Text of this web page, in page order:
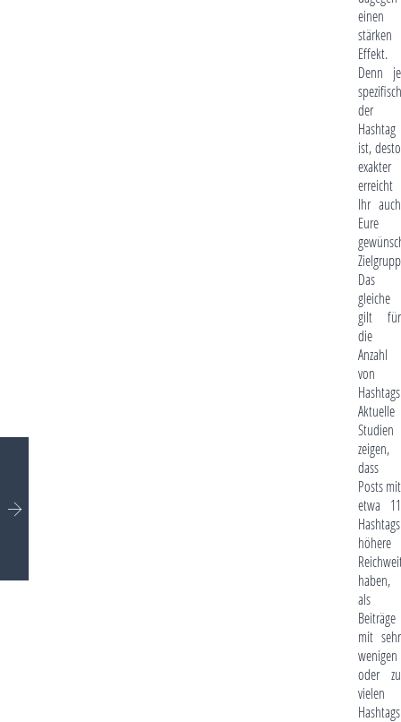
einen
stärken
Effekt.
Denn je
der
Hashtag
ist, desto
exakter
erreicht
Ihr auch
Eure
Das
gleiche
gilt für
die
Anzahl
von
Aktuelle
Studien
zeigen,
dass
Posts mit
etwa 11
Hashtags
höhere
haben,
als
Beiträge
mit sehr
wenigen
oder zu
vielen